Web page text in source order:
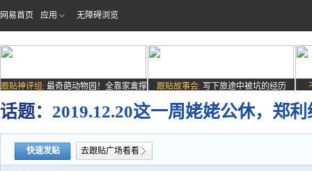
网易首页 应用 无障碍浏览
跟贴神评组: 最奇葩动物园！全靠家禽撑
跟贴故事会: 写下旅途中被坑的经历
话题： 2019.12.20这一周姥姥公休，郑
快速发贴 去跟贴广场看看